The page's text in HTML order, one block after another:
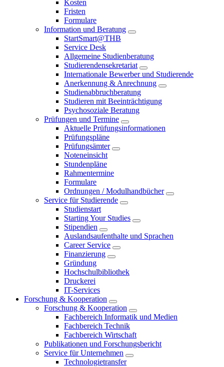
Kosten
Fristen
Formulare
Information und Beratung
StartSmart@THB
Service Desk
Allgemeine Studienberatung
Studierendensekretariat
Internationale Bewerber und Studierende
Anerkennung & Anrechnung
Studienabbruchberatung
Studieren mit Beeinträchtigung
Psychosoziale Beratung
Prüfungen und Termine
Aktuelle Prüfungsinformationen
Prüfungspläne
Prüfungsämter
Noteneinsicht
Stundenpläne
Rahmentermine
Formulare
Ordnungen / Modulhandbücher
Service für Studierende
Studienstart
Starting Your Studies
Stipendien
Auslandsaufenthalte und Sprachen
Career Service
Finanzierung
Gründung
Hochschulbibliothek
Druckerei
IT-Services
Forschung & Kooperation
Forschung & Kooperation
Fachbereich Informatik und Medien
Fachbereich Technik
Fachbereich Wirtschaft
Publikationen und Forschungsbericht
Service für Unternehmen
Technologietransfer